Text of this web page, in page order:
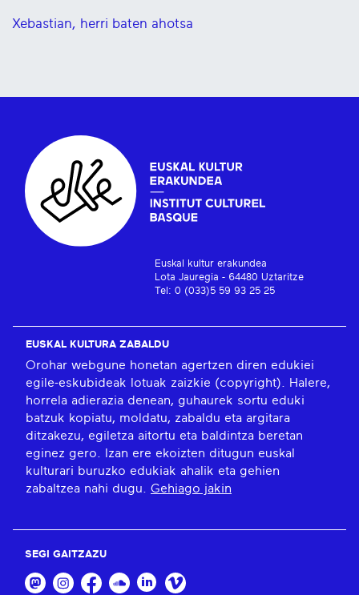
Xebastian, herri baten ahotsa
Euskal kultur erakundea
Lota Jauregia - 64480 Uztaritze
Tel: 0 (033)5 59 93 25 25
EUSKAL KULTURA ZABALDU
Orohar webgune honetan agertzen diren edukiei
egile-eskubideak lotuak zaizkie (copyright). Halere,
horrela adierazia denean, guhaurek sortu eduki
batzuk kopiatu, moldatu, zabaldu eta argitara
ditzakezu, egiletza aitortu eta baldintza beretan
eginez gero. Izan ere ekoizten ditugun euskal
kulturari buruzko edukiak ahalik eta gehien
zabaltzea nahi dugu. Gehiago jakin
SEGI GAITZAZU